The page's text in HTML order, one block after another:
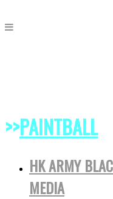
>>PAINTBALL
HK ARMY
MEDIA